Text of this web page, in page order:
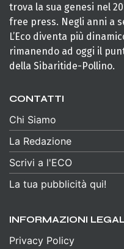
trova la sua genesi nel
free press. Negli anni a
L’Eco diventa più
rimanendo ad oggi il
della Sibaritide-Pollino.
CONTATTI
Chi Siamo
La Redazione
Scrivi a l'ECO
La tua pubblicità qui!
INFORMAZIONI
Privacy Policy